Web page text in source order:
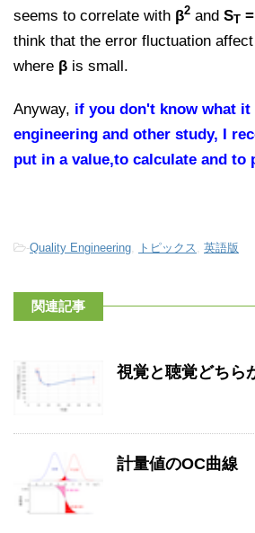
seems to correlate with β2 and ST
think that the error fluctuation
where β is small.
Anyway, if you don't know what it
engineering and other study, I
put in a value,to calculate and to
-Quality Engineering トピックス 英語版
関連記事
視覚と聴覚どちら
計量値のOC曲線